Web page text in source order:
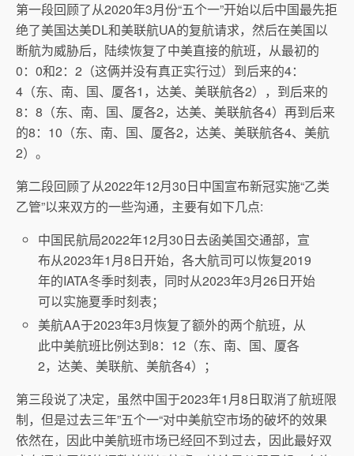
第一段回顾了从2020年3月份“五个一”开始以后中国最先拒
绝了美国达美DL和美联航UA的复航请求，然后在美国以
断航为威胁后，陆续恢复了中美直接的航班，从最初的
0：0和2：2（这俩并没有真正实行过）到后来的4：
4（东、南、国、厦各1，达美、美联航各2），到后来的
8：8（东、南、国、厦各2，达美、美联航各4）再到后来
的8：10（东、南、国、厦各2，达美、美联航各4、美航
2）。
第二段回顾了从2022年12月30日中国宣布新冠实施“乙类
乙管”以来双方的一些沟通，主要有如下几点:
中国民航局2022年12月30日去函美国交通部，宣
布从2023年1月8日开始，各大航司可以恢复2019
年的IATA冬季时刻表，同时从2023年3月26日开始
可以实施夏季时刻表；
美航AA于2023年3月恢复了额外的两个航班，从
此中美航班比例达到8：12（东、南、国、厦各
2，达美、美联航、美航各4）；
第三段说了决定，虽然中国于2023年1月8日取消了航班限
制，但是过去三年”五个一“对中美航空市场的破坏的效果
依然在，因此中美航班市场已经回不到过去，因此最好双